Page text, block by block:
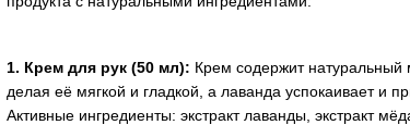
1. Крем для рук (50 мл): Крем содержит натуральный
делая её мягкой и гладкой, а лаванда успокаивает и
Активные ингредиенты: экстракт лаванды, экстракт